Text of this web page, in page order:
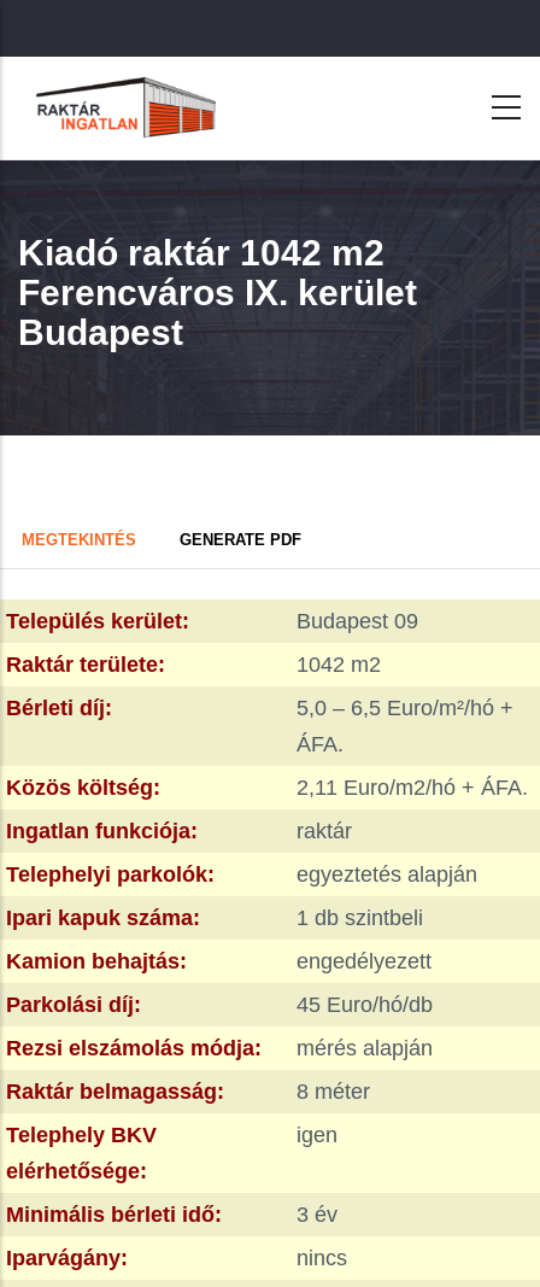
a
tartalomra
Kiadó raktár 1042 m2
Ferencváros IX. kerület
Budapest
Primary
tabs
MEGTEKINTÉS (AKTÍVGENERATE PDF
Település kerület:
Budapest 09
Raktár területe:
1042 m2
Bérleti díj:
5,0 – 6,5 Euro/m²/hó +
ÁFA.
Közös költség:
2,11 Euro/m2/hó + ÁFA.
Ingatlan funkciója:
raktár
Telephelyi parkolók:
egyeztetés alapján
Ipari kapuk száma:
1 db szintbeli
Kamion behajtás:
engedélyezett
Parkolási díj:
45 Euro/hó/db
Rezsi elszámolás módja:
mérés alapján
Raktár belmagasság:
8 méter
Telephely BKV
elérhetősége:
igen
Minimális bérleti idő:
3 év
Iparvágány:
nincs